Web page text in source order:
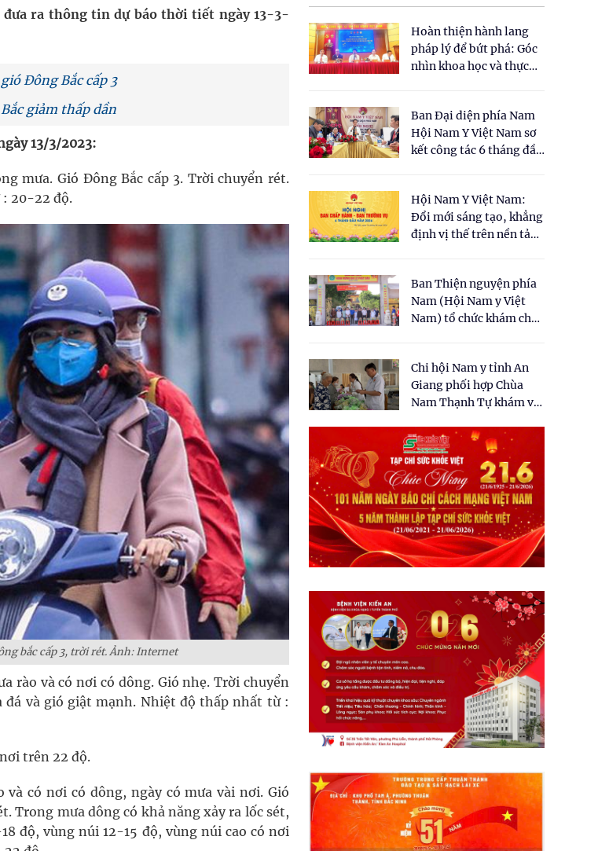
đưa ra thông tin dự báo thời tiết ngày 13-3-
Đông Bắc cấp 3
giảm thấp dần
13/3/2023:
mưa. Gió Đông Bắc cấp 3. Trời chuyển rét.
: 20-22 độ.
bắc cấp 3, trời rét. Ảnh: Internet
rào và có nơi có dông. Gió nhẹ. Trời chuyển
đá và gió giật mạnh. Nhiệt độ thấp nhất từ :
trên 22 độ.
có nơi có dông, ngày có mưa vài nơi. Gió
Trong mưa dông có khả năng xảy ra lốc sét,
độ, vùng núi 12-15 độ, vùng núi cao có nơi
Hoàn thiện hành lang
pháp lý để bứt phá: Góc
nhìn khoa học và thực
cho Luật Y dược cổ
truyền Việt Nam"
Ban Đại diện phía Nam
Hội Nam Y Việt Nam sơ
kết công tác 6 tháng đầu
Hội Nam Y Việt Nam:
Đổi mới sáng tạo, khẳng
định vị thế trên nền tảng
Ban Thiện nguyện phía
Nam (Hội Nam y Việt
Nam) tổ chức khám chữa
dân tại xã Tân Tập
Chi hội Nam y tỉnh An
Giang phối hợp Chùa
Nam Thạnh Tự khám và
nhân dân